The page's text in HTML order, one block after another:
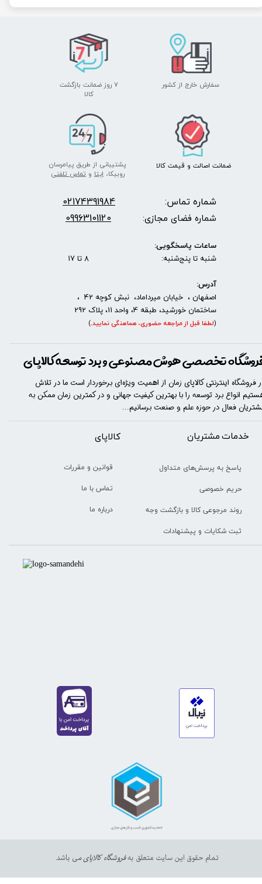
تمام حقوق این سایت متعلق بهفروشگاه کالاپای می باشد.
پشتیبانی از طریق پیامرسان
روبیکا،ایتا وتماس تلفنی
سفارش خارج از کشور
۷ روز ضمانت بازگشت
​​​​​​​کالا
ضمانت اصالت و قیمت​​​​​​​ کالا ​​​​​​​
خدمات مشتریان
پاسخ به پرسش‌های متداول
حریم خصوصی
روند مرجوعی کالا و بازگشت وجه
ثبت شکایات و پیشنهادات
​​کالاپای
قوانین و مقررات
تماس با ما
درباره ما
تخصصی هوش مصنوعی و برد توسعه کالاپای
فروشگاه اینترنتی کالاپای زمان از اهمیت ویژه‌ای برخوردار است ما در تلاش
انواع برد توسعه را با​​​ بهترین کیفیت جهانی و در کمترین زمان ممکن به
فعال در حوزه علم و صنعت برسانیم...
شماره تماس: 02174391984
شماره فضای مجازی: 09963101120
ساعات پاسخگویی:
شنبه تا پنج‌شنبه: 8 تا 17
آدرس:
اصفهان ، خیابان میرداماد، نبش کوچه 42 ،
ساختمان خورشید، طبقه 4، واحد 11، پلاک 292
(لطفا قبل از مراجعه حضوری، هماهنگی نمایید.
)